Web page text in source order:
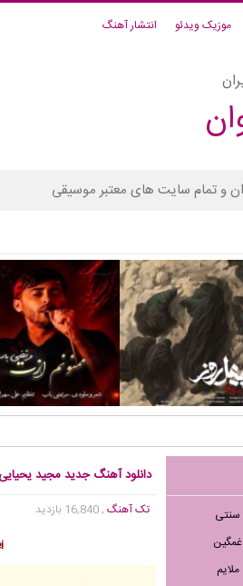
موزیک ویدئو انتشار آهنگ
تمام سایت های معتبر موسیقی
سنتی
غمگین
ملایم
دانلود آهنگ جدید مجید
تک آهنگ, 16,840 بازدید